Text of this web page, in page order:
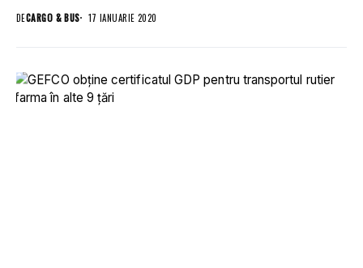
DECARGO & BUS 17 IANUARIE 2020